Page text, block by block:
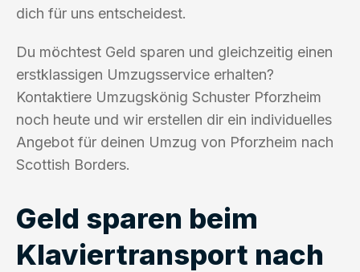
dich für uns entscheidest.
Du möchtest Geld sparen und gleichzeitig einen
erstklassigen Umzugsservice erhalten?
Kontaktiere Umzugskönig Schuster Pforzheim
noch heute und wir erstellen dir ein individuelles
Angebot für deinen Umzug von Pforzheim nach
Scottish Borders.
Geld sparen beim
Klaviertransport nach